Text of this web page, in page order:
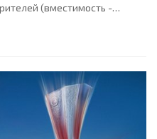
(вместимость -
Резервный: Данни
61), Халим Хиланд, Томас
Катуку,